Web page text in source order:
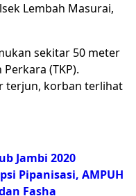
Lembah Masurai,
sekitar 50 meter
(TKP).
terjun, korban terlihat
Jambi 2020
Pipanisasi, AMPUH
Fasha